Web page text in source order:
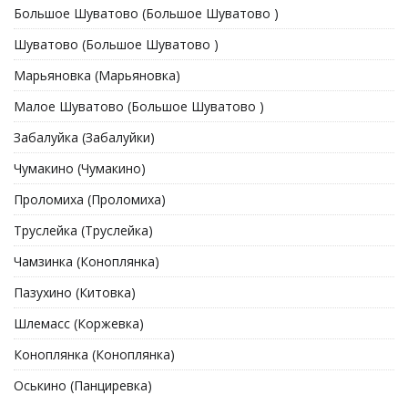
Большое Шуватово (Большое Шуватово )
Шуватово (Большое Шуватово )
Марьяновка (Марьяновка)
Малое Шуватово (Большое Шуватово )
Забалуйка (Забалуйки)
Чумакино (Чумакино)
Проломиха (Проломиха)
Труслейка (Труслейка)
Чамзинка (Коноплянка)
Пазухино (Китовка)
Шлемасс (Коржевка)
Коноплянка (Коноплянка)
Оськино (Панциревка)